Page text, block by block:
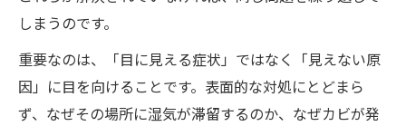
しまうのです。
重要なのは、「目に見える症状」ではなく「見えない原
因」に目を向けることです。表面的な対処にとどまら
ず、なぜその場所に湿気が滞留するのか、なぜカビが発